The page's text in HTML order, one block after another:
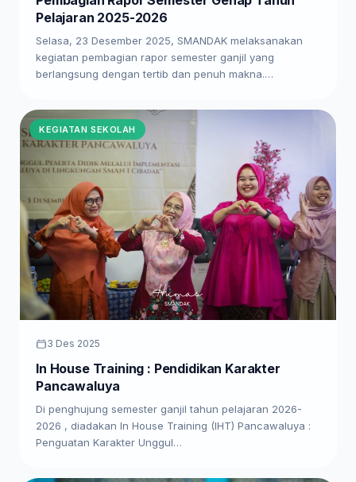
Pelajaran 2025-2026
Selasa, 23 Desember 2025, SMANDAK melaksanakan
kegiatan pembagian rapor semester ganjil yang
berlangsung dengan tertib dan penuh makna.…
KEGIATAN SEKOLAH
3 Des 2025
In House Training : Pendidikan Karakter
Pancawaluya
Di penghujung semester ganjil tahun pelajaran 2026-
2026 , diadakan In House Training (IHT) Pancawaluya :
Penguatan Karakter Unggul…